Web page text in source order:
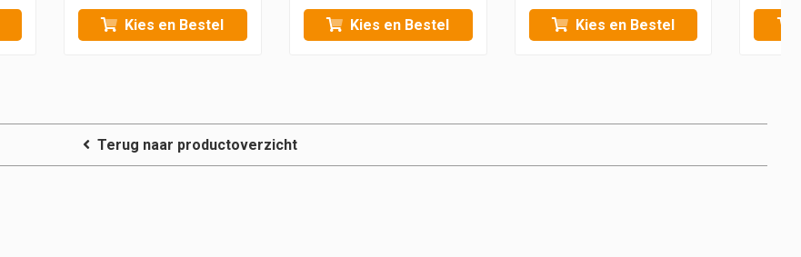
Kies en Bestel Kies en Bestel
€42,95
Kies en Bestel
Terug naar productoverzicht